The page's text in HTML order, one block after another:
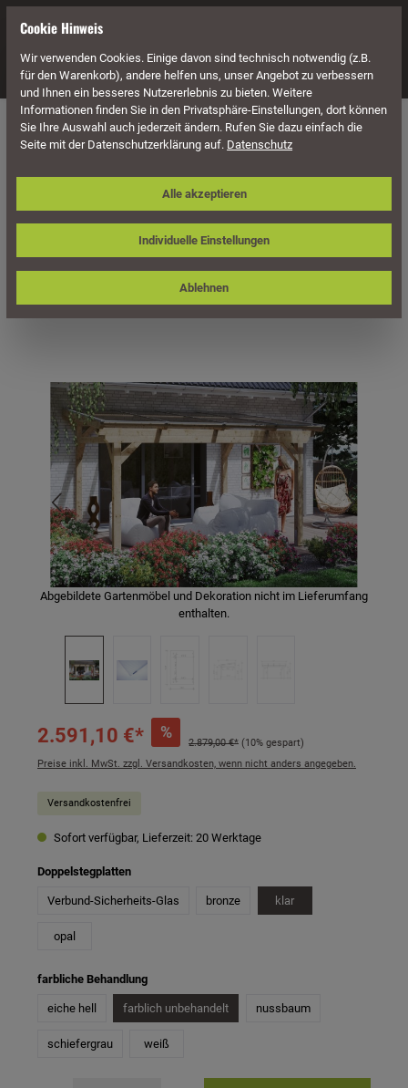
Navigation
Überdachung Terrassenüberdachungen
Skan Holz Terrassenüberdachung
Sanremo 434 x 300 cm, freistehend,
Bildergalerie überspringen
Abgebildete Gartenmöbel und Dekoration nicht im Lieferumfang
enthalten.
2.591,10 €* %
2.879,00 €* (10% gespart)
Preise inkl. MwSt. zzgl. Versandkosten, wenn nicht anders angegeben.
Versandkostenfrei
Sofort verfügbar, Lieferzeit: 20 Werktage
Doppelstegplattenauswählen
Verbund-Sicherheits-Glas bronze klar
opal
farbliche Behandlungauswählen
eiche hell farblich unbehandelt nussbaum
schiefergrau weiß
Cookie Hinweis
Wir verwenden Cookies. Einige davon sind technisch notwendig (z.B.
für den Warenkorb), andere helfen uns, unser Angebot zu verbessern
und Ihnen ein besseres Nutzererlebnis zu bieten. Weitere
Informationen finden Sie in den Privatsphäre-Einstellungen, dort können
Sie Ihre Auswahl auch jederzeit ändern. Rufen Sie dazu einfach die
Seite mit der Datenschutzerklärung auf. Datenschutz
Individuelle Einstellungen
Ablehnen
Alle akzeptieren